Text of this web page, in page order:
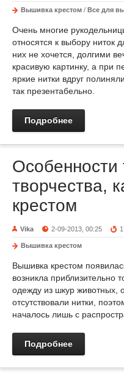
Вышивка крестом / Все для
Очень многие
относятся к выбору ниток
них не хочется, долгими
красивую картинку, а при
яркие нитки вдруг
так презентабельно.
Подробнее
Особенности
творчества,
крестом
Vika 2-09-2013, 00:25
Вышивка крестом
Вышивка крестом
возникла приблизительно
одежду из шкур животных,
отсутствовали нитки,
началось лишь с
Подробнее